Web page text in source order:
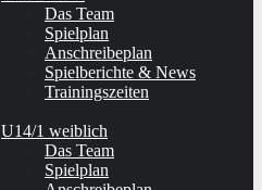
Das Team
Spielplan
Anschreibeplan
Spielberichte & News
Trainingszeiten
U14/1 weiblich
Das Team
Spielplan